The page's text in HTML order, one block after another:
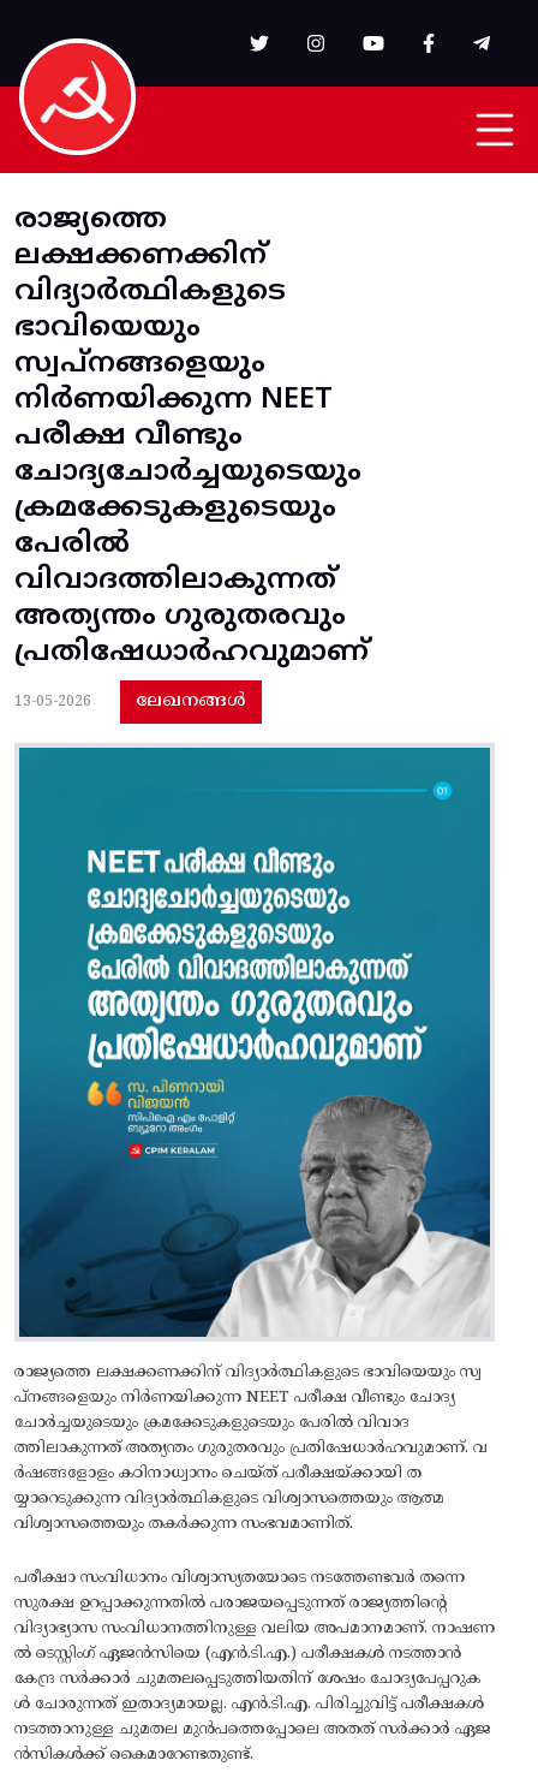
രാജ്യത്തെ
ലക്ഷക്കണക്കിന്
വിദ്യാർത്ഥികളുടെ
ഭാവിയെയും
സ്വപ്നങ്ങളെയും
നിർണയിക്കുന്ന NEET
പരീക്ഷ വീണ്ടും
ചോദ്യചോർച്ചയുടെയും
ക്രമക്കേടുകളുടെയും
പേരിൽ
വിവാദത്തിലാകുന്നത്
അത്യന്തം ഗുരുതരവും
പ്രതിഷേധാർഹവുമാണ്
13-05-2026 ലേഖനങ്ങൾ
രാജ്യത്തെ ലക്ഷക്കണക്കിന് വിദ്യാർത്ഥികളുടെ ഭാവിയെയും സ്വ
പ്നങ്ങളെയും നിർണയിക്കുന്ന NEET പരീക്ഷ വീണ്ടും ചോദ്യ
ചോർച്ചയുടെയും ക്രമക്കേടുകളുടെയും പേരിൽ വിവാദ
ത്തിലാകുന്നത് അത്യന്തം ഗുരുതരവും പ്രതിഷേധാർഹവുമാണ്. വ
ർഷങ്ങളോളം കഠിനാധ്വാനം ചെയ്ത് പരീക്ഷയ്ക്കായി ത
യ്യാറെടുക്കുന്ന വിദ്യാർത്ഥികളുടെ വിശ്വാസത്തെയും ആത്മ
വിശ്വാസത്തെയും തകർക്കുന്ന സംഭവമാണിത്.
പരീക്ഷാ സംവിധാനം വിശ്വാസ്യതയോടെ നടത്തേണ്ടവർ തന്നെ
സുരക്ഷ ഉറപ്പാക്കുന്നതിൽ പരാജയപ്പെടുന്നത് രാജ്യത്തിന്റെ
വിദ്യാഭ്യാസ സംവിധാനത്തിനുള്ള വലിയ അപമാനമാണ്. നാഷണ
ൽ ടെസ്റ്റിംഗ് ഏജൻസിയെ (എൻ.ടി.എ.) പരീക്ഷകൾ നടത്താൻ
കേന്ദ്ര സർക്കാർ ചുമതലപ്പെടുത്തിയതിന് ശേഷം ചോദ്യപേപ്പറുക
ൾ ചോരുന്നത് ഇതാദ്യമായല്ല. എൻ.ടി.എ. പിരിച്ചുവിട്ട് പരീക്ഷകൾ
നടത്താനുള്ള ചുമതല മുൻപത്തെപ്പോലെ അതത് സർക്കാർ ഏജ
ൻസികൾക്ക് കൈമാറേണ്ടതുണ്ട്.